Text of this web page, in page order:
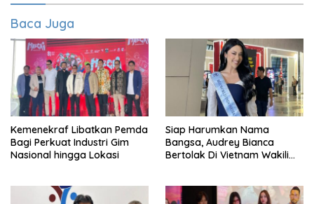
Baca Juga
Kemenekraf Libatkan Pemda
Bagi Perkuat Industri Gim
Nasional hingga Lokasi
Siap Harumkan Nama
Bangsa, Audrey Bianca
Bertolak Di Vietnam Wakili